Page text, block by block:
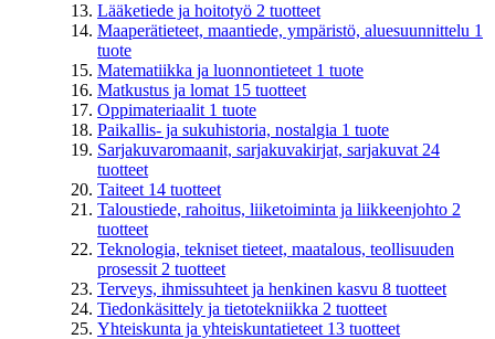
Lääketiede ja hoitotyö 2 tuotteet
Maaperätieteet, maantiede, ympäristö, aluesuunnittelu 1
tuote
Matematiikka ja luonnontieteet 1 tuote
Matkustus ja lomat 15 tuotteet
Oppimateriaalit 1 tuote
Paikallis- ja sukuhistoria, nostalgia 1 tuote
Sarjakuvaromaanit, sarjakuvakirjat, sarjakuvat 24
tuotteet
Taiteet 14 tuotteet
Taloustiede, rahoitus, liiketoiminta ja liikkeenjohto 2
tuotteet
Teknologia, tekniset tieteet, maatalous, teollisuuden
prosessit 2 tuotteet
Terveys, ihmissuhteet ja henkinen kasvu 8 tuotteet
Tiedonkäsittely ja tietotekniikka 2 tuotteet
Yhteiskunta ja yhteiskuntatieteet 13 tuotteet